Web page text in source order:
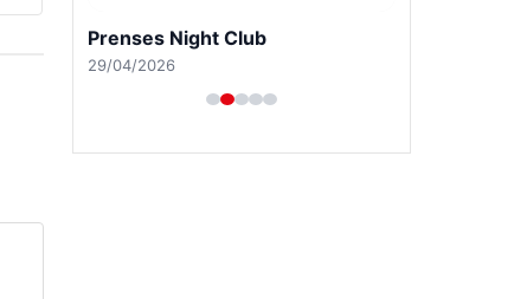
Prenses Night Club
29/04/2026